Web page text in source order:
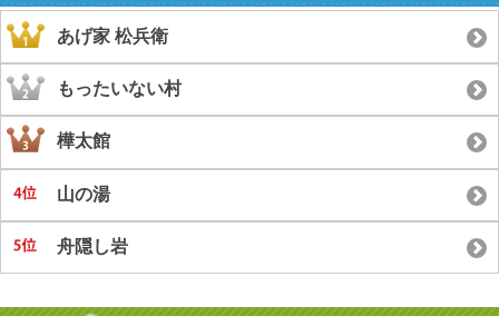
あげ家 松兵衛
もったいない村
樺太館
山の湯
舟隠し岩